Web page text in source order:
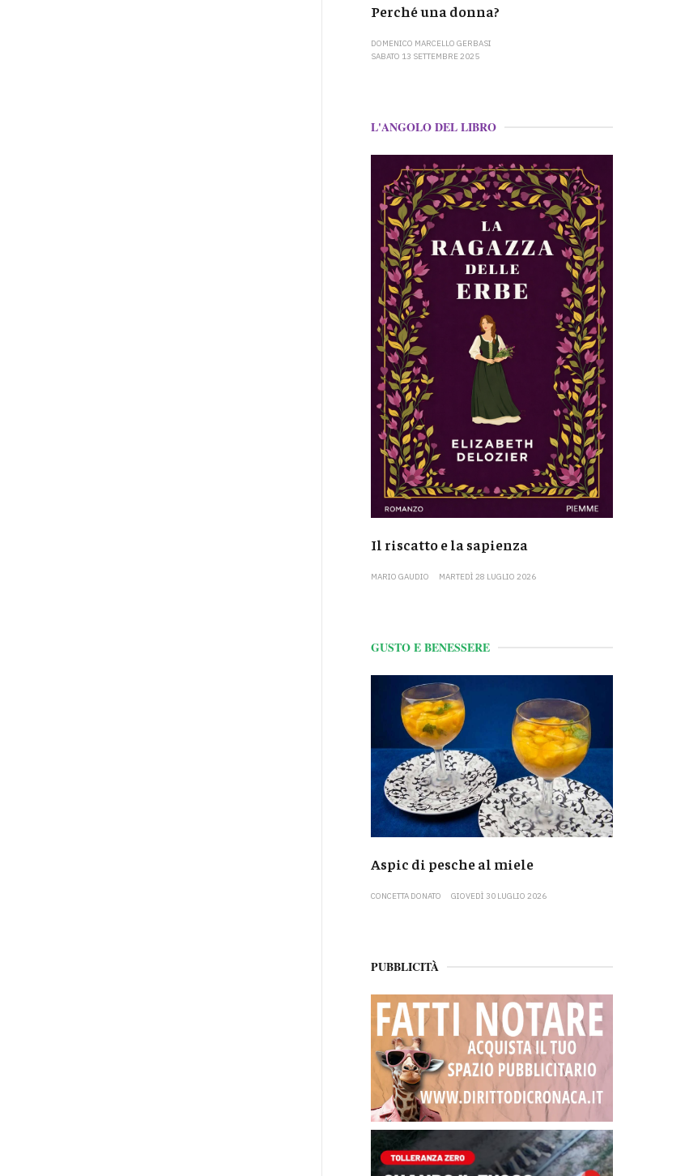
Perché una donna?
DOMENICO MARCELLO GERBASI
SABATO 13 SETTEMBRE 2025
L'ANGOLO DEL LIBRO
Il riscatto e la sapienza
MARIO GAUDIO MARTEDÌ 28 LUGLIO 2026
GUSTO E BENESSERE
Aspic di pesche al miele
CONCETTA DONATO GIOVEDÌ 30 LUGLIO 2026
PUBBLICITÀ